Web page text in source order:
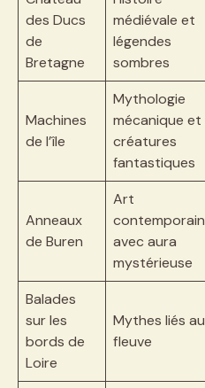
des Ducs
de
Bretagne
médiévale et
légendes
sombres
Machines
de l’île
Mythologie
mécanique et
créatures
fantastiques
Anneaux
de Buren
Art
contemporain
avec aura
mystérieuse
Balades
sur les
bords de
Loire
Mythes liés au
fleuve